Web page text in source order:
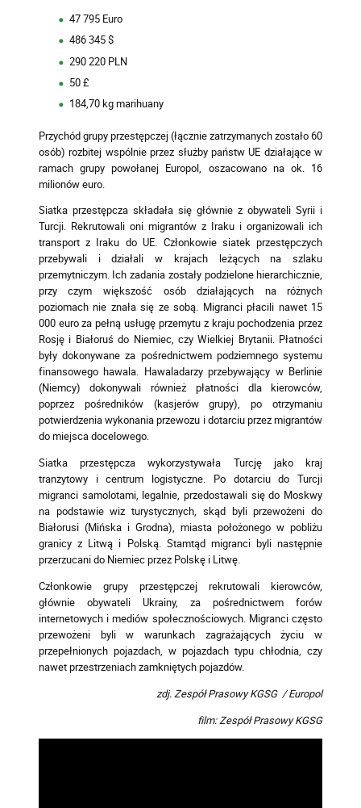
47 795 Euro
486 345 $
290 220 PLN
50 £
184,70 kg marihuany
Przychód grupy przestępczej (łącznie zatrzymanych zostało 60
osób) rozbitej wspólnie przez służby państw UE działające w
ramach grupy powołanej Europol, oszacowano na ok. 16
milionów euro.
Siatka przestępcza składała się głównie z obywateli Syrii i
Turcji. Rekrutowali oni migrantów z Iraku i organizowali ich
transport z Iraku do UE. Członkowie siatek przestępczych
przebywali i działali w krajach leżących na szlaku
przemytniczym. Ich zadania zostały podzielone hierarchicznie,
przy czym większość osób działających na różnych
poziomach nie znała się ze sobą. Migranci płacili nawet 15
000 euro za pełną usługę przemytu z kraju pochodzenia przez
Rosję i Białoruś do Niemiec, czy Wielkiej Brytanii. Płatności
były dokonywane za pośrednictwem podziemnego systemu
finansowego hawala. Hawaladarzy przebywający w Berlinie
(Niemcy) dokonywali również płatności dla kierowców,
poprzez pośredników (kasjerów grupy), po otrzymaniu
potwierdzenia wykonania przewozu i dotarciu przez migrantów
do miejsca docelowego.
Siatka przestępcza wykorzystywała Turcję jako kraj
tranzytowy i centrum logistyczne. Po dotarciu do Turcji
migranci samolotami, legalnie, przedostawali się do Moskwy
na podstawie wiz turystycznych, skąd byli przewożeni do
Białorusi (Mińska i Grodna), miasta położonego w pobliżu
granicy z Litwą i Polską. Stamtąd migranci byli następnie
przerzucani do Niemiec przez Polskę i Litwę.
Członkowie grupy przestępczej rekrutowali kierowców,
głównie obywateli Ukrainy, za pośrednictwem forów
internetowych i mediów społecznościowych. Migranci często
przewożeni byli w warunkach zagrażających życiu w
przepełnionych pojazdach, w pojazdach typu chłodnia, czy
nawet przestrzeniach zamkniętych pojazdów.
zdj. Zespół Prasowy KGSG / Europol
film: Zespół Prasowy KGSG